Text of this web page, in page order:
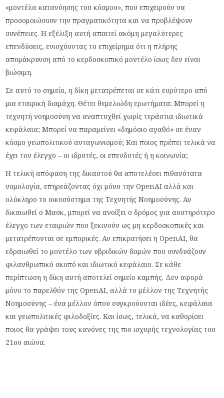
«μοντέλα κατανόησης του κόσμου», που επιχειρούν να
προσομοιώσουν την πραγματικότητα και να προβλέψουν
συνέπειες. Η εξέλιξη αυτή απαιτεί ακόμη μεγαλύτερες
επενδύσεις, ενισχύοντας το επιχείρημα ότι η πλήρης
απομάκρυνση από το κερδοσκοπικό μοντέλο ίσως δεν είναι
βιώσιμη.
Σε αυτό το σημείο, η δίκη μετατρέπεται σε κάτι ευρύτερο από
μια εταιρική διαμάχη. Θέτει θεμελιώδη ερωτήματα: Μπορεί η
τεχνητή νοημοσύνη να αναπτυχθεί χωρίς τεράστια ιδιωτικά
κεφάλαια; Μπορεί να παραμείνει «δημόσιο αγαθό» σε έναν
κόσμο γεωπολιτικού ανταγωνισμού; Και ποιος πρέπει τελικά να
έχει τον έλεγχο – οι ιδρυτές, οι επενδυτές ή η κοινωνία;
Η τελική απόφαση της δικαστού θα αποτελέσει πιθανότατα
νομολογία, επηρεάζοντας όχι μόνο την OpenAI αλλά και
ολόκληρο το οικοσύστημα της Τεχνητής Νοημοσύνης. Αν
δικαιωθεί ο Μασκ, μπορεί να ανοίξει ο δρόμος για αυστηρότερο
έλεγχο των εταιριών που ξεκινούν ως μη κερδοσκοπικές και
μετατρέπονται σε εμπορικές. Αν επικρατήσει η OpenAI, θα
εδραιωθεί το μοντέλο των υβριδικών δομών που συνδυάζουν
φιλανθρωπικό σκοπό και ιδιωτικό κεφάλαιο. Σε κάθε
περίπτωση η δίκη αυτή αποτελεί σημείο καμπής. Δεν αφορά
μόνο το παρελθόν της OpenAI, αλλά το μέλλον της Τεχνητής
Νοημοσύνης – ένα μέλλον όπου συγκρούονται ιδέες, κεφάλαια
και γεωπολιτικές φιλοδοξίες. Και ίσως, τελικά, να καθορίσει
ποιος θα γράψει τους κανόνες της πιο ισχυρής τεχνολογίας του
21ου αιώνα.